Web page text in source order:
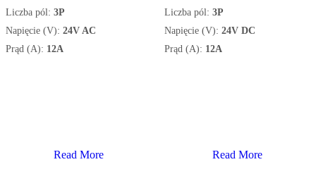
Liczba pól: 3P
Napięcie (V): 24V AC
Prąd (A): 12A
Read More
Liczba pól: 3P
Napięcie (V): 24V DC
Prąd (A): 12A
Read More